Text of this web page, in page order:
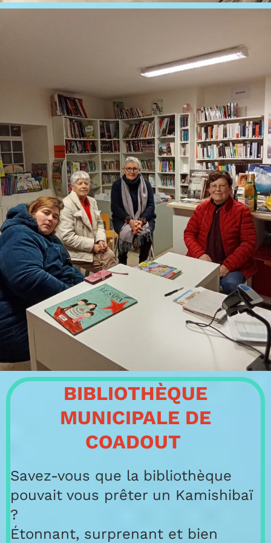
BIBLIOTHÈQUE
MUNICIPALE DE
COADOUT
Savez-vous que la bibliothèque
pouvait vous prêter un Kamishibaï
?
Étonnant, surprenant et bien